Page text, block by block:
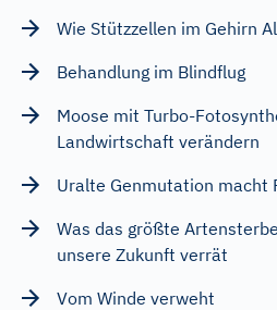
Wie Stützzellen im Gehirn
Behandlung im Blindflug
Moose mit Turbo-
Landwirtschaft verändern
Uralte Genmutation macht
Was das größte
unsere Zukunft verrät
Vom Winde verweht